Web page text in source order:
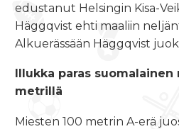
edustanut Helsingin Kisa-
Häggqvist ehti maaliin
Alkuerässään Häggqvist
Illukka paras
metrillä
Miesten 100 metrin A-erä